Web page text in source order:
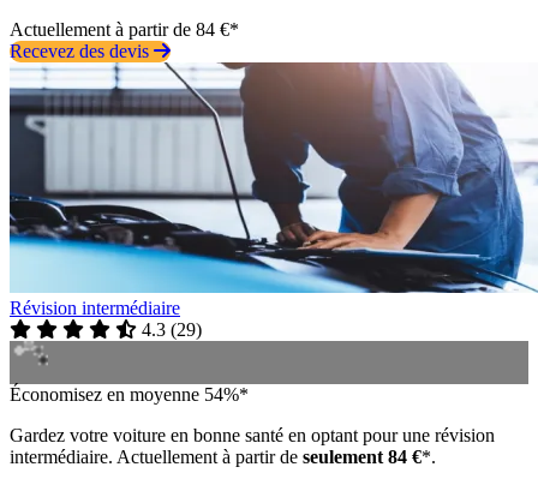
Actuellement à partir de 84 €*
Recevez des devis
Révision intermédiaire
4.3 (29)
Économisez en moyenne 54%*
Gardez votre voiture en bonne santé en optant pour une révision
intermédiaire. Actuellement à partir de seulement 84 €*.